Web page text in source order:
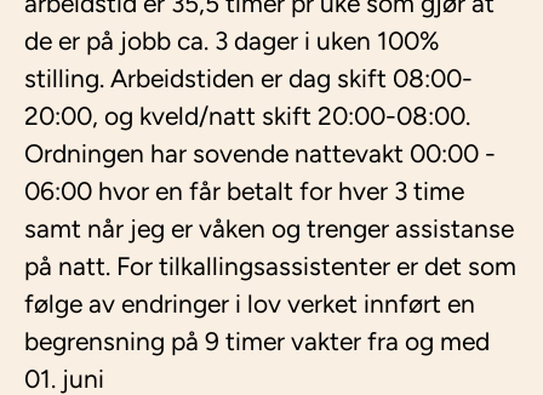
de er på jobb ca. 3 dager i uken 100%
stilling. Arbeidstiden er dag skift 08:00-
20:00, og kveld/natt skift 20:00-08:00.
Ordningen har sovende nattevakt 00:00 -
06:00 hvor en får betalt for hver 3 time
samt når jeg er våken og trenger assistanse
på natt. For tilkallingsassistenter er det som
følge av endringer i lov verket innført en
begrensning på 9 timer vakter fra og med
01. juni